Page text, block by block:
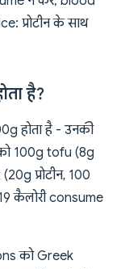
प्रोटीन के साथ
है?
होता है - उनकी
100g tofu (8g
प्रोटीन, 100
कैलोरी consume
को Greek